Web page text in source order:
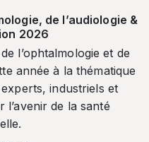
de l’audiologie &
2026
l’ophtalmologie et de
année à la thématique
industriels et
de la santé